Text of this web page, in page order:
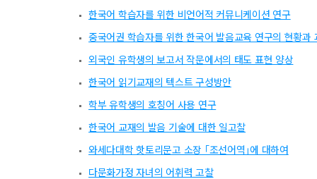
한국어 학습자를 위한 비언어적 커뮤니케이션 연구
중국어권 학습자를 위한 한국어 발음교육 연구의 현황과
외국인 유학생의 보고서 작문에서의 태도 표현 양상
한국어 읽기교재의 텍스트 구성방안
학부 유학생의 호칭어 사용 연구
한국어 교재의 발음 기술에 대한 일고찰
와세다대학 핫토리문고 소장 ｢조선어역｣에 대하여
다문화가정 자녀의 어휘력 고찰